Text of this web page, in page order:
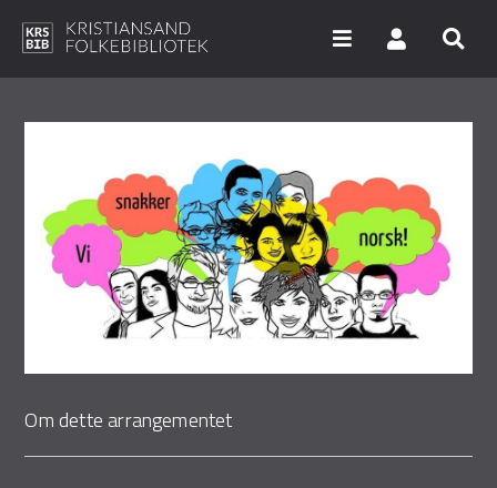
Arrangementer
Bibliotekene
Nyheter
Digitale tjenester
Vi tilbyr
Om dette arrangementet